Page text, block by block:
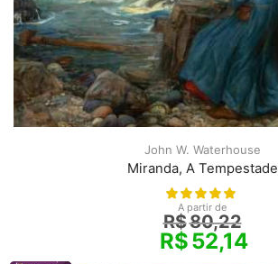
John W. Waterhouse
Miranda, A Tempestade
A partir de
R$80,22
R$52,14